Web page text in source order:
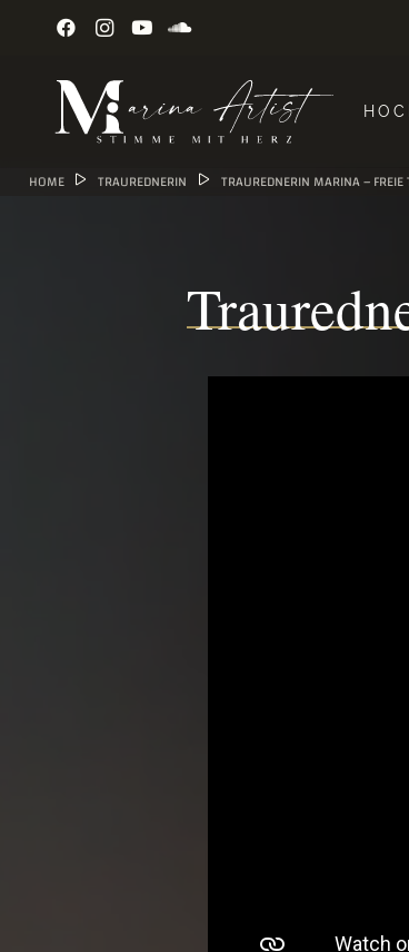
HOME TRAUREDNERIN TRAUREDNERIN MARINA –